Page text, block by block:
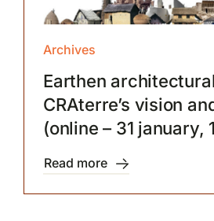
Archives
Earthen
CRAterre’s vision
(online – 31 january,
Read more